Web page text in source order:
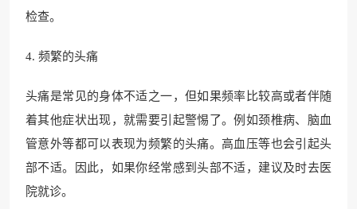
检查。
4. 频繁的头痛
头痛是常见的身体不适之一，但如果频率比较高或者伴随
着其他症状出现，就需要引起警惕了。例如颈椎病、脑血
管意外等都可以表现为频繁的头痛。高血压等也会引起头
部不适。因此，如果你经常感到头部不适，建议及时去医
院就诊。